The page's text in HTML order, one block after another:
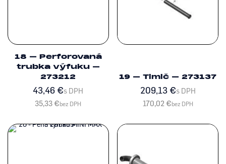
18 – Perforovaná
trubka výfuku –
273212
43,46 €s DPH
35,33€bez DPH
19 – Tlmič – 273137
209,13 €s DPH
170,02 €bez DPH